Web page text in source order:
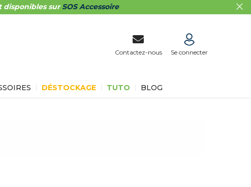
disponibles surSOS Accessoire
Contactez-nous Se connecter
DÉSTOCKAGE TUTO BLOG